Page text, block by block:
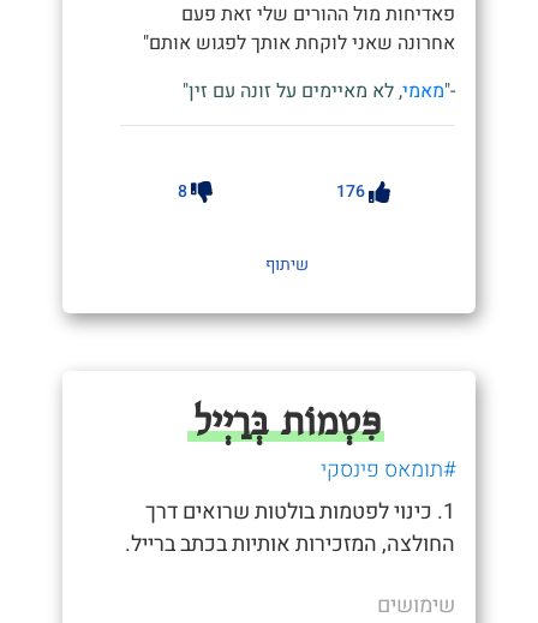
פאדיחות מול ההורים שלי זאת פעם
אחרונה שאני לוקחת אותך לפגוש אותם"
-"מאמי, לא מאיימים על זונה עם זין"
176
8
שיתוף
פִּטְמוֹת בְּרַיְיל
#תומאס פינסקי
1. כינוי לפטמות בולטות שרואים דרך
החולצה, המזכירות אותיות בכתב ברייל.
שימושים